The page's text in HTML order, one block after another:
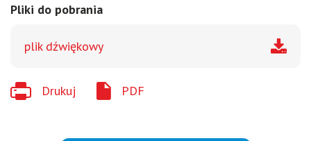
Pliki do pobrania
plik dźwiękowy
Drukuj PDF